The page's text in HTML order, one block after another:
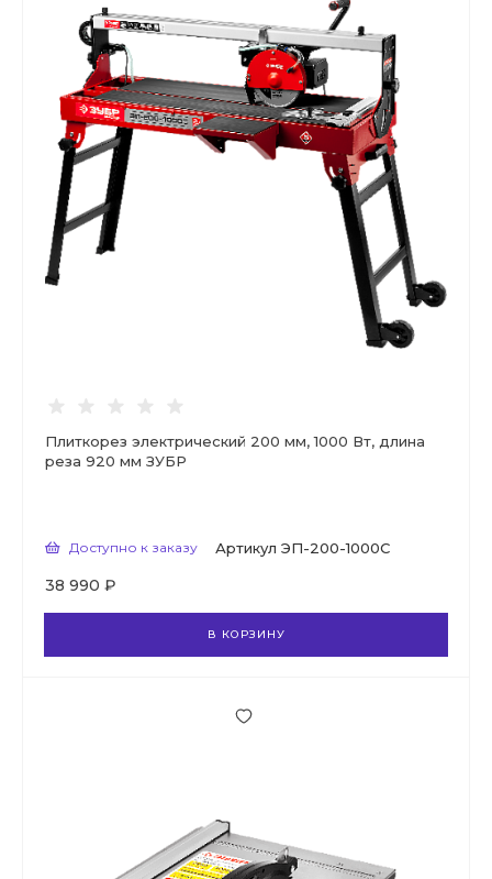
Плиткорез электрический 200 мм, 1000 Вт, длина
реза 920 мм ЗУБР
Доступно к заказу Артикул ЭП-200-1000С
38 990 ₽
В КОРЗИНУ